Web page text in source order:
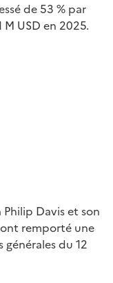
de 53 % par
M USD en 2025.
Davis et son
ont remporté une
du 12